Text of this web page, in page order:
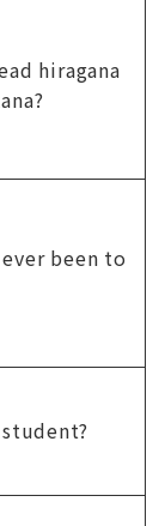
hiragana
been to